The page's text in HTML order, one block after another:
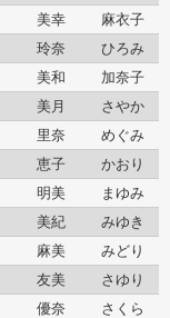
美幸
麻衣子
玲奈
ひろみ
美和
加奈子
美月
さやか
里奈
めぐみ
恵子
かおり
明美
まゆみ
美紀
みゆき
麻美
みどり
友美
さゆり
優奈
さくら